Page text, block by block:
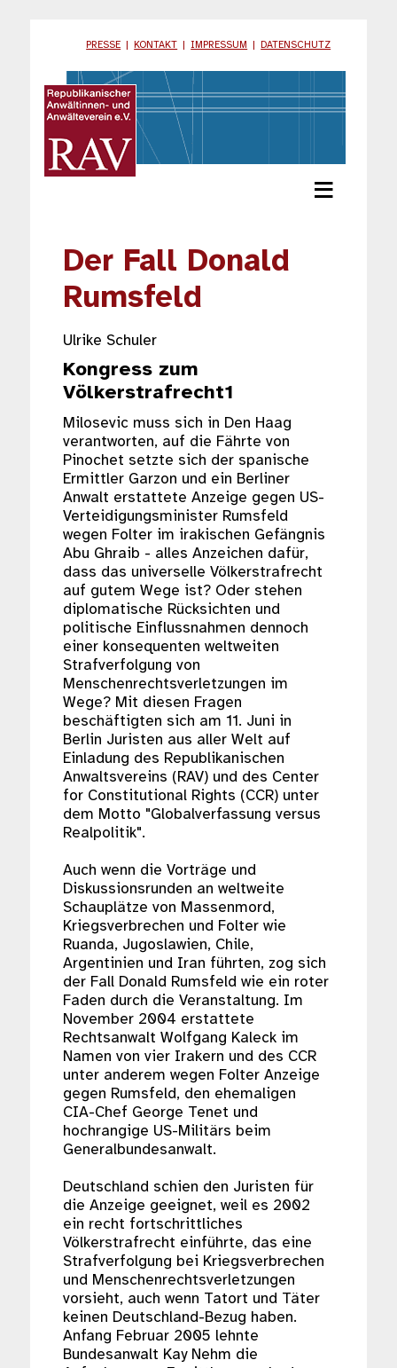
PRESSE KONTAKT |IMPRESSUM DATENSCHUTZ
≡
Der Fall Donald
Rumsfeld
Ulrike Schuler
Kongress zum
Völkerstrafrecht1
Milosevic muss sich in Den Haag
verantworten, auf die Fährte von
Pinochet setzte sich der spanische
Ermittler Garzon und ein Berliner
Anwalt erstattete Anzeige gegen US-
Verteidigungsminister Rumsfeld
wegen Folter im irakischen Gefängnis
Abu Ghraib - alles Anzeichen dafür,
dass das universelle Völkerstrafrecht
auf gutem Wege ist? Oder stehen
diplomatische Rücksichten und
politische Einflussnahmen dennoch
einer konsequenten weltweiten
Strafverfolgung von
Menschenrechtsverletzungen im
Wege? Mit diesen Fragen
beschäftigten sich am 11. Juni in
Berlin Juristen aus aller Welt auf
Einladung des Republikanischen
Anwaltsvereins (RAV) und des Center
for Constitutional Rights (CCR) unter
dem Motto "Globalverfassung versus
Realpolitik".
Auch wenn die Vorträge und
Diskussionsrunden an weltweite
Schauplätze von Massenmord,
Kriegsverbrechen und Folter wie
Ruanda, Jugoslawien, Chile,
Argentinien und Iran führten, zog sich
der Fall Donald Rumsfeld wie ein roter
Faden durch die Veranstaltung. Im
November 2004 erstattete
Rechtsanwalt Wolfgang Kaleck im
Namen von vier Irakern und des CCR
unter anderem wegen Folter Anzeige
gegen Rumsfeld, den ehemaligen
CIA-Chef George Tenet und
hochrangige US-Militärs beim
Generalbundesanwalt.
Deutschland schien den Juristen für
die Anzeige geeignet, weil es 2002
ein recht fortschrittliches
Völkerstrafrecht einführte, das eine
Strafverfolgung bei Kriegsverbrechen
und Menschenrechtsverletzungen
vorsieht, auch wenn Tatort und Täter
keinen Deutschland-Bezug haben.
Anfang Februar 2005 lehnte
Bundesanwalt Kay Nehm die